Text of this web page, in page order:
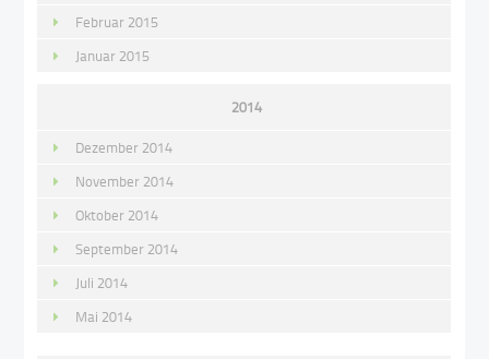
Februar 2015
Januar 2015
2014
Dezember 2014
November 2014
Oktober 2014
September 2014
Juli 2014
Mai 2014